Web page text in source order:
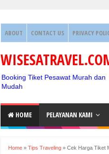
ABOUT CONTACT US PRIVACY
Booking Tiket Pesawat Murah dan
Mudah
HOME PELAYANAN KAMI
Home » Tips Traveling » Cek Harga Tiket